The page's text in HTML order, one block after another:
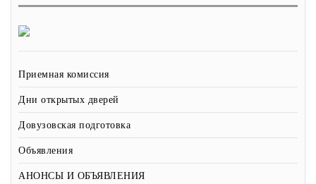
Приемная комиссия
Дни открытых дверей
Довузовская подготовка
Объявления
АНОНСЫ И ОБЪЯВЛЕНИЯ